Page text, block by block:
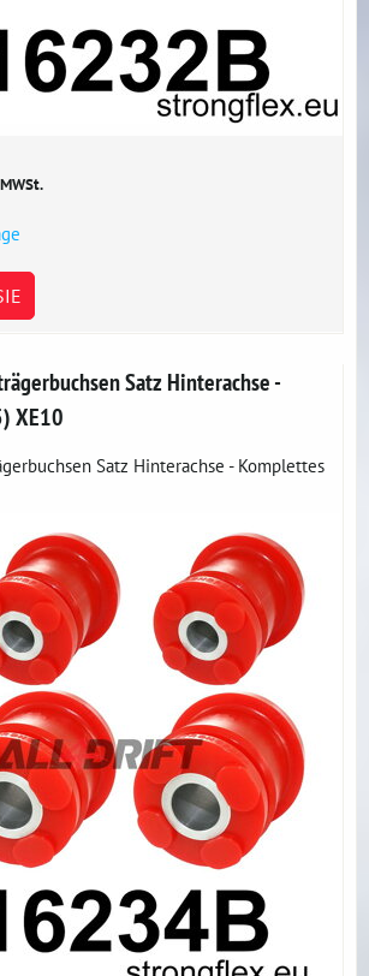
Satz Hinterachse -
XE10
Satz Hinterachse - Komplettes